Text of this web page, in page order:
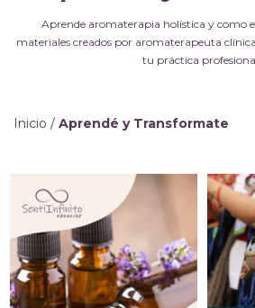
Aprende aromaterapia holística y como
materiales creados por aromaterapeuta
tu práctica
Inicio / Aprendé y Transformate